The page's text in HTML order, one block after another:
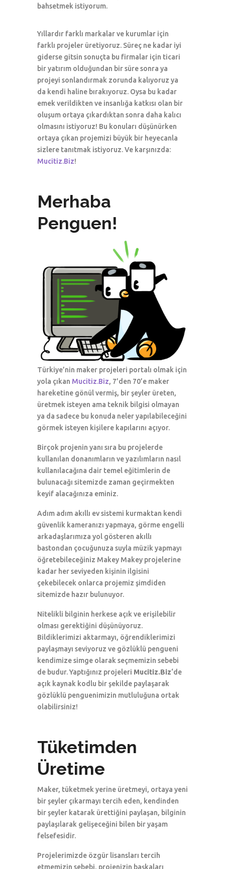
bahsetmek istiyorum.
Yıllardır farklı markalar ve kurumlar için
farklı projeler üretiyoruz. Süreç ne kadar iyi
giderse gitsin sonuçta bu firmalar için ticari
bir yatırım olduğundan bir süre sonra ya
projeyi sonlandırmak zorunda kalıyoruz ya
da kendi haline bırakıyoruz. Oysa bu kadar
emek verildikten ve insanlığa katkısı olan bir
oluşum ortaya çıkardıktan sonra daha kalıcı
olmasını istiyoruz! Bu konuları düşünürken
ortaya çıkan projemizi büyük bir heyecanla
sizlere tanıtmak istiyoruz. Ve karşınızda:
Mucitiz.Biz!
Merhaba
Penguen!
Türkiye’nin maker projeleri portalı olmak için
yola çıkan Mucitiz.Biz, 7’den 70’e maker
hareketine gönül vermiş, bir şeyler üreten,
üretmek isteyen ama teknik bilgisi olmayan
ya da sadece bu konuda neler yapılabileceğini
görmek isteyen kişilere kapılarını açıyor.
Birçok projenin yanı sıra bu projelerde
kullanılan donanımların ve yazılımların nasıl
kullanılacağına dair temel eğitimlerin de
bulunacağı sitemizde zaman geçirmekten
keyif alacağınıza eminiz.
Adım adım akıllı ev sistemi kurmaktan kendi
güvenlik kameranızı yapmaya, görme engelli
arkadaşlarımıza yol gösteren akıllı
bastondan çocuğunuza suyla müzik yapmayı
öğretebileceğiniz Makey Makey projelerine
kadar her seviyeden kişinin ilgisini
çekebilecek onlarca projemiz şimdiden
sitemizde hazır bulunuyor.
Nitelikli bilginin herkese açık ve erişilebilir
olması gerektiğini düşünüyoruz.
Bildiklerimizi aktarmayı, öğrendiklerimizi
paylaşmayı seviyoruz ve gözlüklü pengueni
kendimize simge olarak seçmemizin sebebi
de budur. Yaptığınız projeleri Mucitiz.Biz‘de
açık kaynak kodlu bir şekilde paylaşarak
gözlüklü penguenimizin mutluluğuna ortak
olabilirsiniz!
Tüketimden
Üretime
Maker, tüketmek yerine üretmeyi, ortaya yeni
bir şeyler çıkarmayı tercih eden, kendinden
bir şeyler katarak ürettiğini paylaşan, bilginin
paylaşılarak gelişeceğini bilen bir yaşam
felsefesidir.
Projelerimizde özgür lisansları tercih
etmemizin sebebi, projenizin başkaları